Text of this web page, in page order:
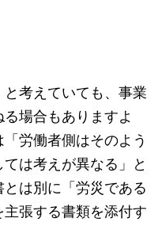
と考えていても、事業
場合もありますよ
労働者側はそのよう
は考えが異なる」と
は別に「労災である
張する書類を添付す